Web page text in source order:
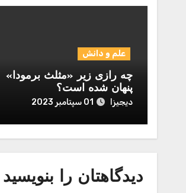
علم و دانش
چه رازی زیر «مثلث برمودا»
پنهان شده است؟
دیجیزا 01 سپتامبر 2023
دیدگاهتان را بنویسید